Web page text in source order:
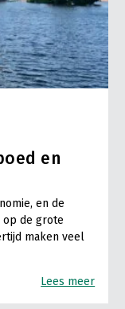
en
en de
de grote
maken veel
Lees meer